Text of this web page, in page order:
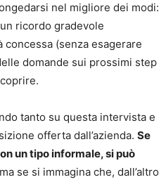
nel migliore dei modi:
ricordo gradevole
(senza esagerare
domande sui prossimi step
tanto su questa intervista e
offerta dall’azienda. Se
un tipo informale, si può
se si immagina che, dall’altro